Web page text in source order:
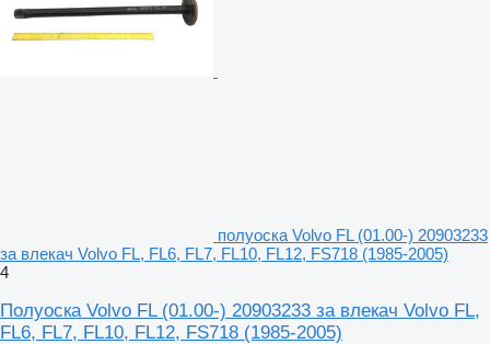
полуоска Volvo FL (01.00-) 20903233
за влекач Volvo FL, FL6, FL7, FL10, FL12, FS718 (1985-2005)
4
Полуоска Volvo FL (01.00-) 20903233 за влекач Volvo FL,
FL6, FL7, FL10, FL12, FS718 (1985-2005)